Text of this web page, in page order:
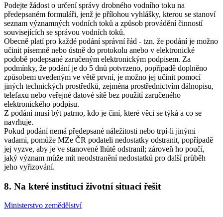
Podejte žádost o určení správy drobného vodního toku na
předepsaném formuláři, jenž je přílohou vyhlášky, kterou se stanoví
seznam významných vodních toků a způsob provádění činností
souvisejících se správou vodních toků.
Obecně platí pro každé podání správní řád - tzn. že podání je možno
učinit písemně nebo ústně do protokolu anebo v elektronické
podobě podepsané zaručeným elektronickým podpisem. Za
podmínky, že podání je do 5 dnů potvrzeno, popřípadě doplněno
způsobem uvedeným ve větě první, je možno jej učinit pomocí
jiných technických prostředků, zejména prostřednictvím dálnopisu,
telefaxu nebo veřejné datové sítě bez použití zaručeného
elektronického podpisu.
Z podání musí být patrno, kdo je činí, které věci se týká a co se
navrhuje.
Pokud podání nemá předepsané náležitosti nebo trpí-li jinými
vadami, pomůže MZe ČR podateli nedostatky odstranit, popřípadě
jej vyzve, aby je ve stanovené lhůtě odstranil; zároveň ho poučí,
jaký význam může mít neodstranění nedostatků pro další průběh
jeho vyřizování.
8. Na které instituci životní situaci řešit
Ministerstvo zemědělství